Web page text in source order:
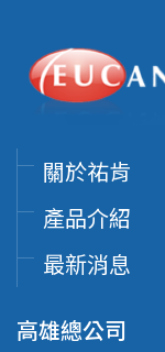
關於祐肯
產品介紹
最新消息
高雄總公司